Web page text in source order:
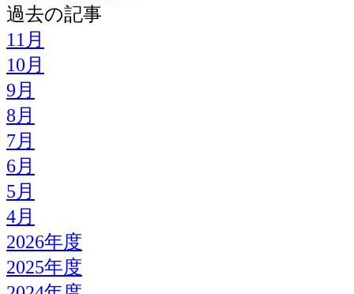
過去の記事
11月
10月
9月
8月
7月
6月
5月
4月
2026年度
2025年度